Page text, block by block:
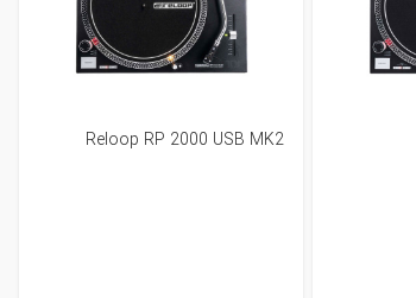
Reloop RP 2000 USB MK2